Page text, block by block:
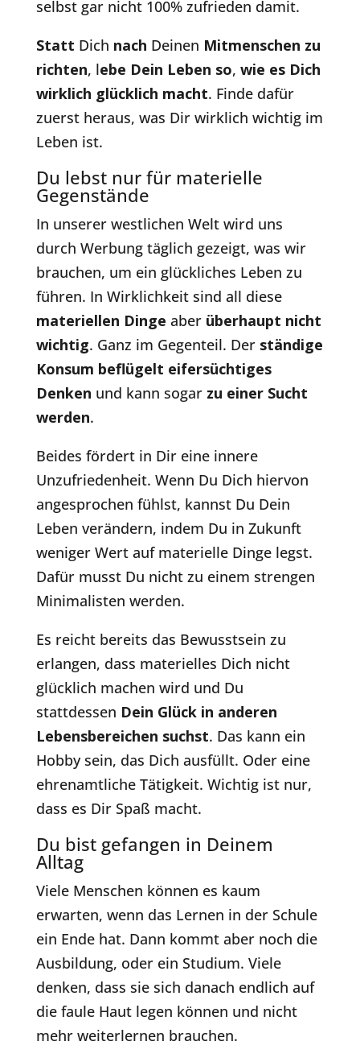
selbst gar nicht 100% zufrieden damit.
Statt Dich nach Deinen Mitmenschen zu
richten, lebe Dein Leben so, wie es Dich
wirklich glücklich macht. Finde dafür
zuerst heraus, was Dir wirklich wichtig im
Leben ist.
Du lebst nur für materielle
Gegenstände
In unserer westlichen Welt wird uns
durch Werbung täglich gezeigt, was wir
brauchen, um ein glückliches Leben zu
führen. In Wirklichkeit sind all diese
materiellen Dinge aber überhaupt nicht
wichtig. Ganz im Gegenteil. Der ständige
Konsum beflügelt eifersüchtiges
Denken und kann sogar zu einer Sucht
werden.
Beides fördert in Dir eine innere
Unzufriedenheit. Wenn Du Dich hiervon
angesprochen fühlst, kannst Du Dein
Leben verändern, indem Du in Zukunft
weniger Wert auf materielle Dinge legst.
Dafür musst Du nicht zu einem strengen
Minimalisten werden.
Es reicht bereits das Bewusstsein zu
erlangen, dass materielles Dich nicht
glücklich machen wird und Du
stattdessen Dein Glück in anderen
Lebensbereichen suchst. Das kann ein
Hobby sein, das Dich ausfüllt. Oder eine
ehrenamtliche Tätigkeit. Wichtig ist nur,
dass es Dir Spaß macht.
Du bist gefangen in Deinem
Alltag
Viele Menschen können es kaum
erwarten, wenn das Lernen in der Schule
ein Ende hat. Dann kommt aber noch die
Ausbildung, oder ein Studium. Viele
denken, dass sie sich danach endlich auf
die faule Haut legen können und nicht
mehr weiterlernen brauchen.